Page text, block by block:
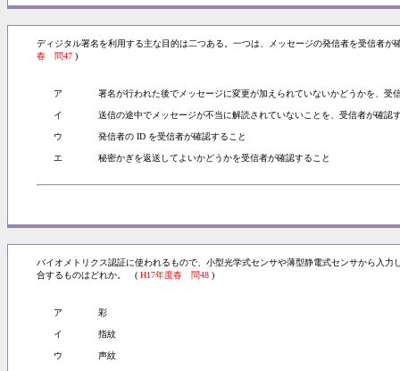
ディジタル署名を利用する主な目的は二つある。一つは、メッセージの発信者を受信者
春 問47 )
ア 署名が行われた後でメッセージに変更が加えられていないかどうかを、受
イ 送信の途中でメッセージが不当に解読されていないことを、受信者が確認
ウ 発信者の ID を受信者が確認すること
エ 秘密かぎを返送してよいかどうかを受信者が確認すること
バイオメトリクス認証に使われるもので、小型光学式センサや薄型静電式センサから入
合するものはどれか。 ( H17年度春 問48 )
ア 彩
イ 指紋
ウ 声紋